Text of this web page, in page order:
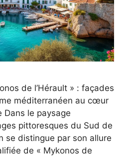
de l’Hérault » : façades
méditerranéen au cœur
Dans le paysage
pittoresques du Sud de
se distingue par son allure
de « Mykonos de